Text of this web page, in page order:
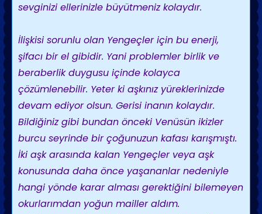
sevginizi ellerinizle büyütmeniz kolaydır.
İlişkisi sorunlu olan Yengeçler için bu enerji,
şifacı bir el gibidir. Yani problemler birlik ve
beraberlik duygusu içinde kolayca
çözümlenebilir. Yeter ki aşkınız yüreklerinizde
devam ediyor olsun. Gerisi inanın kolaydır.
Bildiğiniz gibi bundan önceki Venüsün ikizler
burcu seyrinde bir çoğunuzun kafası karışmıştı.
İki aşk arasında kalan Yengeçler veya aşk
konusunda daha önce yaşananlar nedeniyle
hangi yönde karar alması gerektiğini bilemeyen
okurlarımdan yoğun mailler aldım.